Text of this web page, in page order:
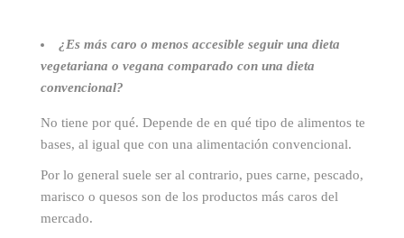
¿Es más caro o menos accesible seguir una dieta
vegetariana o vegana comparado con una dieta
convencional?
No tiene por qué. Depende de en qué tipo de alimentos te
bases, al igual que con una alimentación convencional.
Por lo general suele ser al contrario, pues carne, pescado,
marisco o quesos son de los productos más caros del
mercado.